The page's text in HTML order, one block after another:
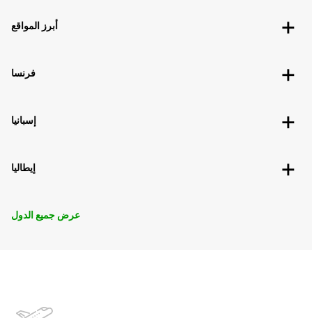
أبرز المواقع
فرنسا
إسبانيا
إيطاليا
عرض جميع الدول